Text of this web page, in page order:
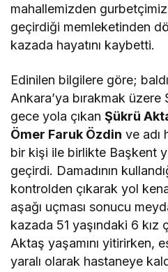
mahallemizden
geçirdiği memleketinden
kazada hayatını kaybetti.
Edinilen bilgilere göre;
Ankara’ya bırakmak üzere
gece yola çıkanŞükrü
Ömer Faruk Özdin ve adı
bir kişi ile birlikte Başkent
geçirdi. Damadının
kontrolden çıkarak yol
aşağı uçması sonucu
kazada 51 yaşındaki 6 kız
Aktaş yaşamını yitirirken,
yaralı olarak hastaneye